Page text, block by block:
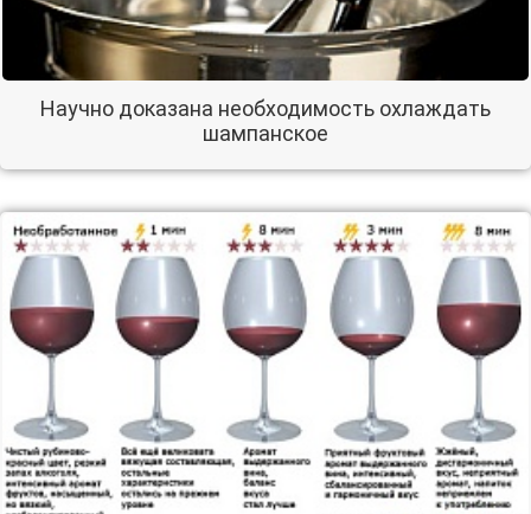
Научно доказана необходимость охлаждать
шампанское